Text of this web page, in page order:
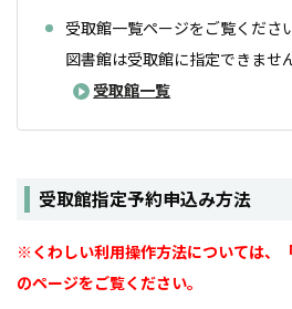
受取館一覧ページをご覧くださ
図書館は受取館に指定できません
受取館一覧
受取館指定予約申込み方法
※くわしい利用操作方法については、
のページをご覧ください。